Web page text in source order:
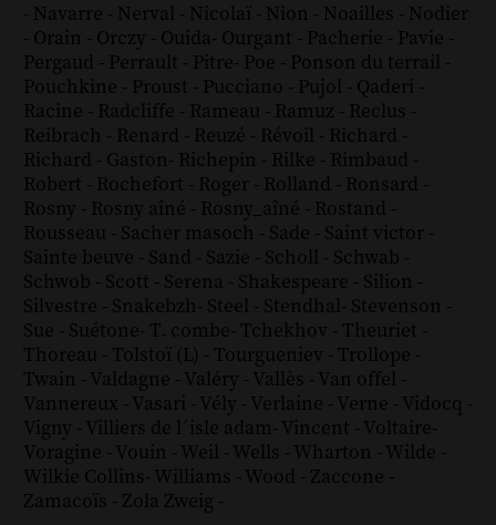
- Navarre - Nerval - Nicolaï - Nion - Noailles - Nodier
- Orain - Orczy - Ouida- Ourgant - Pacherie - Pavie -
Pergaud - Perrault - Pitre- Poe - Ponson du terrail -
Pouchkine - Proust - Pucciano - Pujol - Qaderi -
Racine - Radcliffe - Rameau - Ramuz - Reclus -
Reibrach - Renard - Reuzé - Révoil - Richard -
Richard - Gaston- Richepin - Rilke - Rimbaud -
Robert - Rochefort - Roger - Rolland - Ronsard -
Rosny - Rosny aîné - Rosny_aîné - Rostand -
Rousseau - Sacher masoch - Sade - Saint victor -
Sainte beuve - Sand - Sazie - Scholl - Schwab -
Schwob - Scott - Serena - Shakespeare - Silion -
Silvestre - Snakebzh- Steel - Stendhal- Stevenson -
Sue - Suétone- T. combe- Tchekhov - Theuriet -
Thoreau - Tolstoï (L) - Tourgueniev - Trollope -
Twain - Valdagne - Valéry - Vallès - Van offel -
Vannereux - Vasari - Vély - Verlaine - Verne - Vidocq -
Vigny - Villiers de l´isle adam- Vincent - Voltaire-
Voragine - Vouin - Weil - Wells - Wharton - Wilde -
Wilkie Collins- Williams - Wood - Zaccone -
Zamacoïs - Zola Zweig -